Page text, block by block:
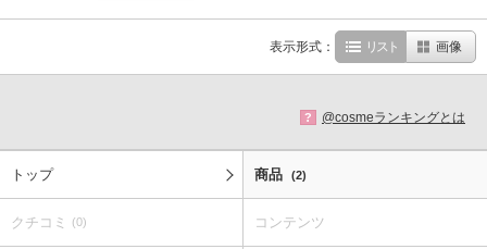
表示形式： リスト 画像
? @cosmeランキングとは
トップ 商品 (2)
クチコミ (0) コンテンツ